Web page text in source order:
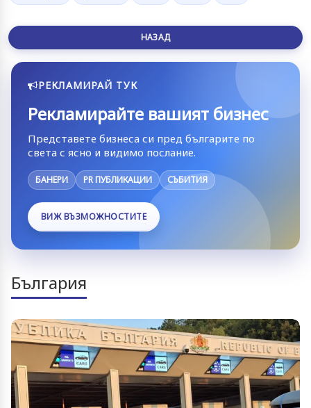
НАЗАД
РЕКЛАМИРАЙ ТУК
Рекламирайте вашият бизнес
Представете бизнеса си пред българите по
света с ясно и видимо послание.
БАНЕРИ PR ПУБЛИКАЦИИ СЪБИТИЯ
ВИЖ ВЪЗМОЖНОСТИТЕ
България